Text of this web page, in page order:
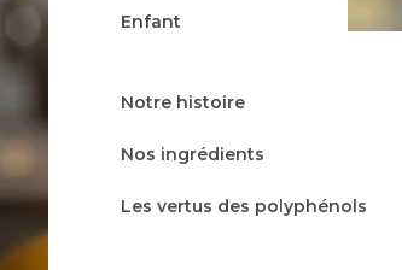
Enfant
Notre histoire
Nos ingrédients
Les vertus des polyphénols